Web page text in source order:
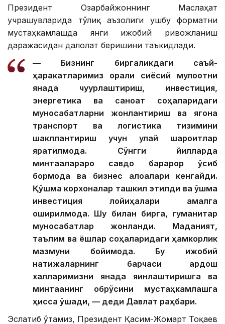
Президент Озарбайжоннинг Маслаҳат
учрашувларида тўлиқ аъзолиги ушбу форматни
мустаҳкамлашда янги ижобий ривожланиш
даражасидан далолат беришини таъкидлади.
— Бизнинг биргаликдаги саъй-
ҳаракатларимиз орқали сиёсий мулоқотни
янада чуқурлаштириш, инвестиция,
энергетика ва саноат соҳаларидаги
муносабатларни жонлантириш ва ягона
транспорт ва логистика тизимини
шакллантириш учун қулай шароитлар
яратилмоқда. Сўнгги йилларда
минтақалараро савдо барқарор ўсиб
бормоқда ва бизнес алоқалари кенгайди.
Қўшма корхоналар ташкил этилди ва қўшма
инвестиция лойиҳалари амалга
оширилмоқда. Шу билан бирга, гуманитар
муносабатлар жонланди. Маданият,
таълим ва ёшлар соҳаларидаги ҳамкорлик
мазмуни бойимоқда. Бу ижобий
натижаларнинг барчаси қардош
халқларимизни янада яқинлаштиришга ва
минтақанинг обрўсини мустаҳкамлашга
ҳисса қўшади, — деди Давлат раҳбари.
Эслатиб ўтамиз, Президент Қасим-Жомарт Тоқаев